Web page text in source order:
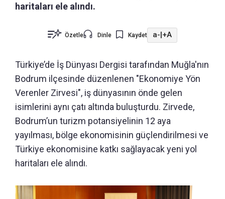
haritaları ele alındı.
Özetle Dinle Kaydet a- +A
Türkiye’de İş Dünyası Dergisi tarafından Muğla'nın
Bodrum ilçesinde düzenlenen "Ekonomiye Yön
Verenler Zirvesi", iş dünyasının önde gelen
isimlerini aynı çatı altında buluşturdu. Zirvede,
Bodrum’un turizm potansiyelinin 12 aya
yayılması, bölge ekonomisinin güçlendirilmesi ve
Türkiye ekonomisine katkı sağlayacak yeni yol
haritaları ele alındı.